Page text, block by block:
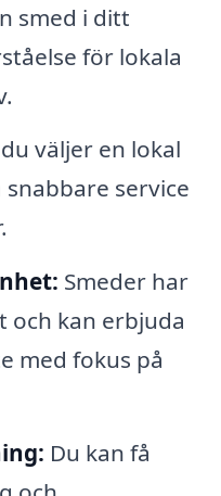
smed i ditt
för lokala
väljer en lokal
service
Smeder har
och kan erbjuda
med fokus på
Du kan få